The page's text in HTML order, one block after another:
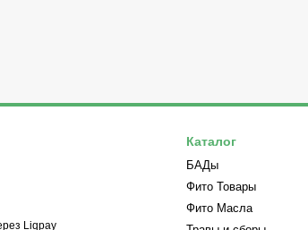
Каталог
БАДы
Фито Товары
Фито Масла